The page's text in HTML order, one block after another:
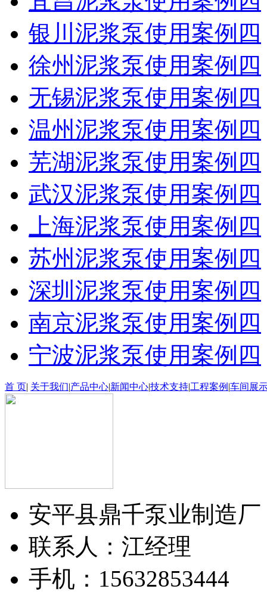
银川泥浆泵使用案例四
徐州泥浆泵使用案例四
无锡泥浆泵使用案例四
温州泥浆泵使用案例四
芜湖泥浆泵使用案例四
武汉泥浆泵使用案例四
上海泥浆泵使用案例四
苏州泥浆泵使用案例四
深圳泥浆泵使用案例四
南京泥浆泵使用案例四
宁波泥浆泵使用案例四
首 页| 关于我们|产品中心|新闻中心|技术支持|工程案例 |车间展
安平县鼎千泵业制造厂
联系人：江经理
手机：15632853444